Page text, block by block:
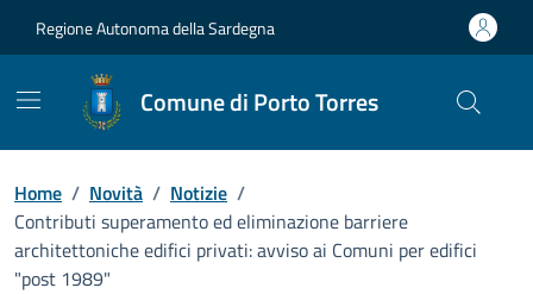
Regione Autonoma della Sardegna
Comune di Porto Torres
Home / Novità / Notizie /
Contributi superamento ed eliminazione barriere
architettoniche edifici privati: avviso ai Comuni per edifici
"post 1989"